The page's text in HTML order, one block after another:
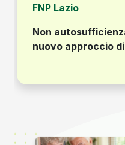
FNP Lazio
Non
nuovo approccio